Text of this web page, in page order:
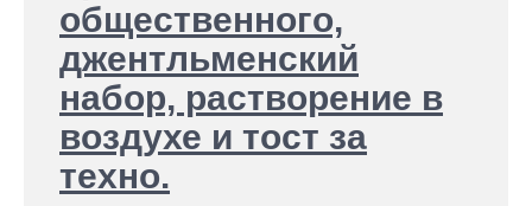
общественного,
джентльменский
набор, растворение в
воздухе и тост за
техно.